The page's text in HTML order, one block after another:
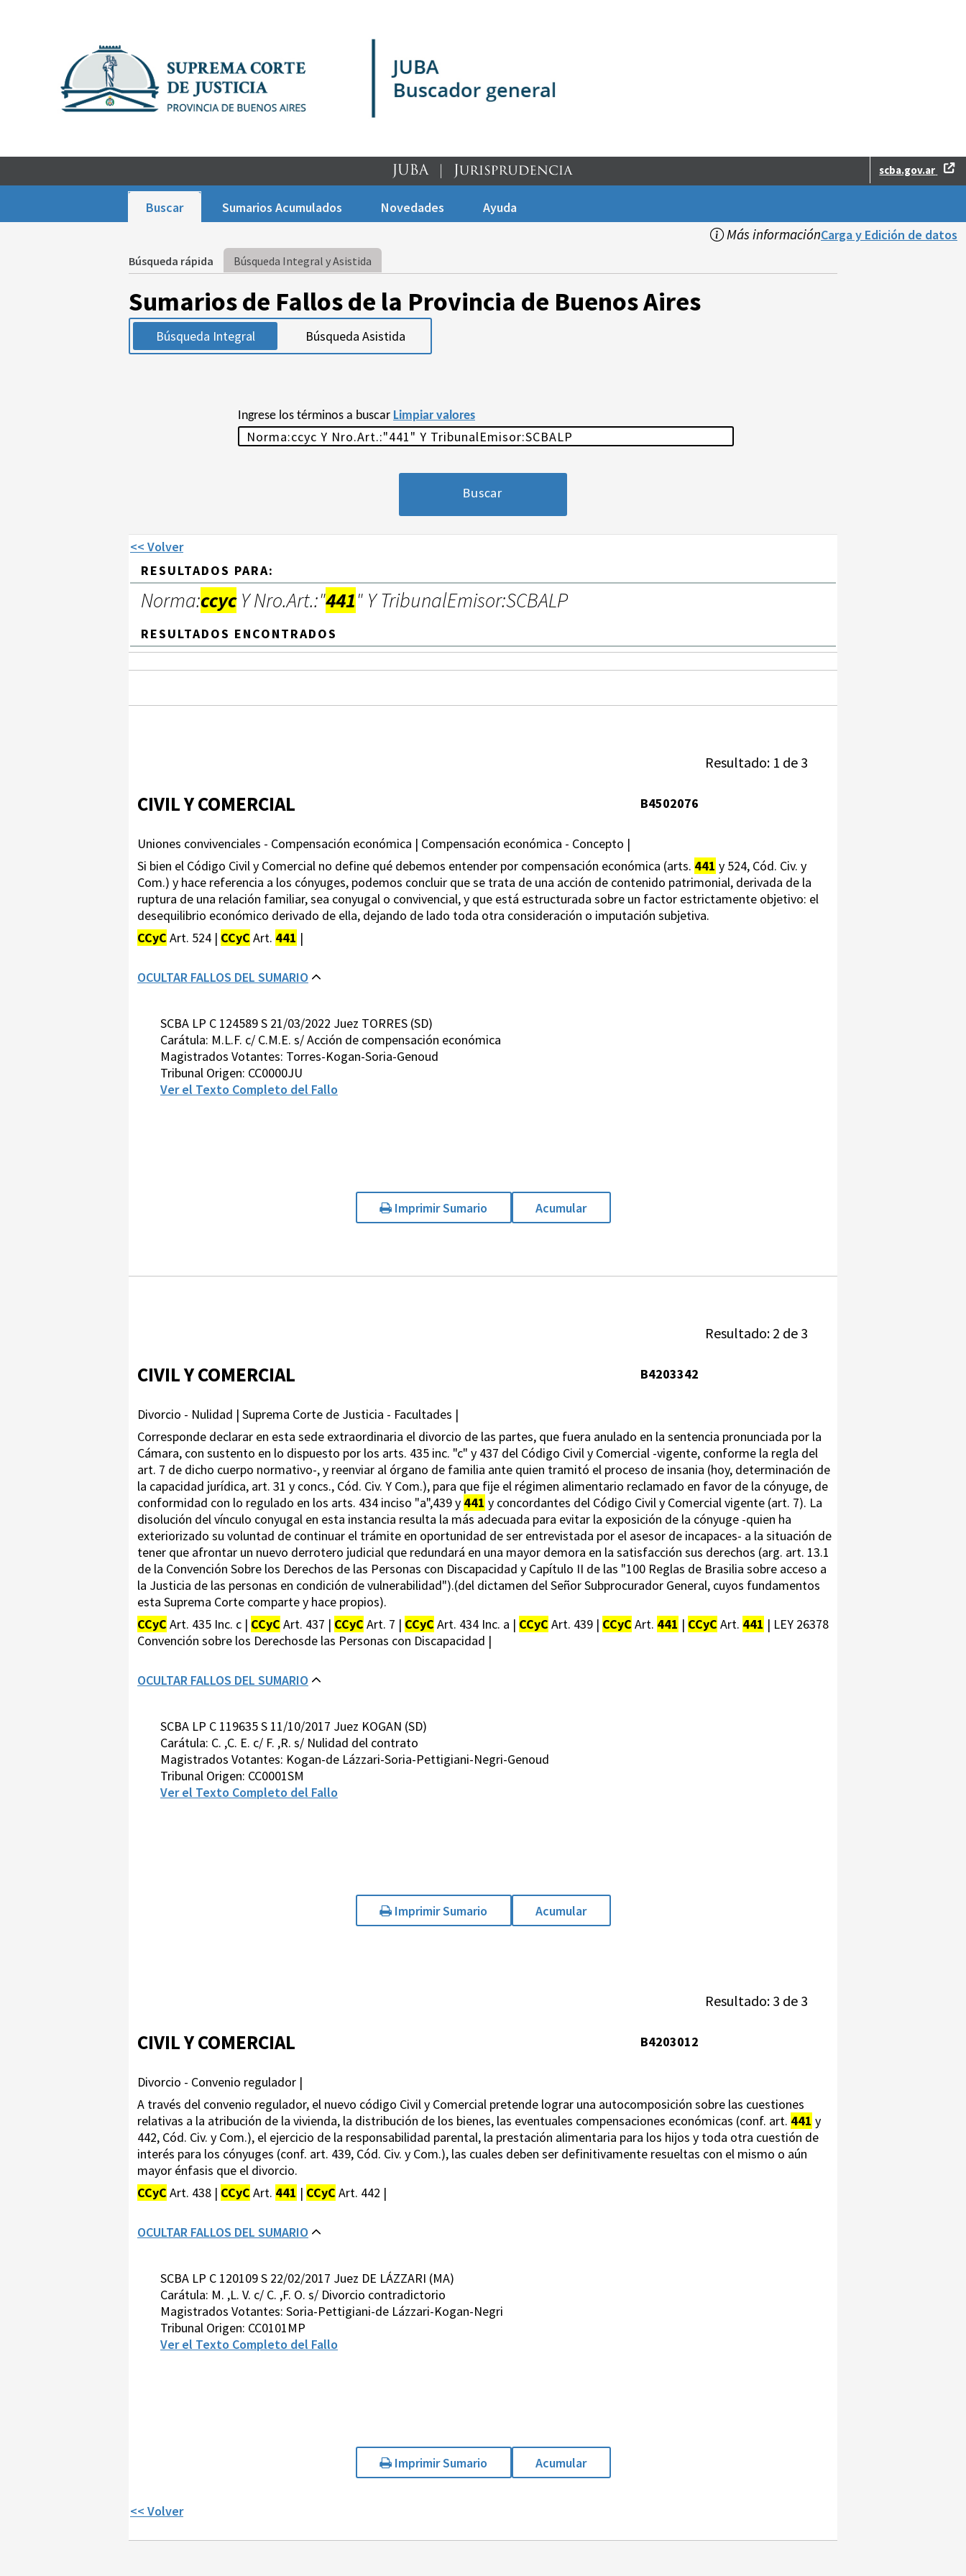
scba.gov.ar
Buscar Sumarios Acumulados Novedades Ayuda
Más informaciónCarga y Edición de datos
Búsqueda rápida Búsqueda Integral y Asistida
Sumarios de Fallos de la Provincia de Buenos Aires
Búsqueda Integral Búsqueda Asistida
Ingrese los términos a buscar Limpiar valores
<< Volver
RESULTADOS PARA:
Norma:ccycY Nro.Art.:"441" Y TribunalEmisor:SCBALP
RESULTADOS ENCONTRADOS
Resultado: 1 de 3
CIVIL Y COMERCIAL B4502076
Uniones convivenciales - Compensación económica | Compensación económica - Concepto |
Si bien el Código Civil y Comercial no define qué debemos entender por compensación económica (arts. 441 y 524, Cód. Civ. y
Com.) y hace referencia a los cónyuges, podemos concluir que se trata de una acción de contenido patrimonial, derivada de la
ruptura de una relación familiar, sea conyugal o convivencial, y que está estructurada sobre un factor estrictamente objetivo: el
desequilibrio económico derivado de ella, dejando de lado toda otra consideración o imputación subjetiva.
CCyC Art. 524 | CCyC Art. 441 |
OCULTAR FALLOS DEL SUMARIO
SCBA LP C 124589 S 21/03/2022 Juez TORRES (SD)
Carátula: M.L.F. c/ C.M.E. s/ Acción de compensación económica
Magistrados Votantes: Torres-Kogan-Soria-Genoud
Tribunal Origen: CC0000JU
Ver el Texto Completo del Fallo
Imprimir Sumario Acumular
Resultado: 2 de 3
CIVIL Y COMERCIAL B4203342
Divorcio - Nulidad | Suprema Corte de Justicia - Facultades |
Corresponde declarar en esta sede extraordinaria el divorcio de las partes, que fuera anulado en la sentencia pronunciada por la
Cámara, con sustento en lo dispuesto por los arts. 435 inc. "c" y 437 del Código Civil y Comercial -vigente, conforme la regla del
art. 7 de dicho cuerpo normativo-, y reenviar al órgano de familia ante quien tramitó el proceso de insania (hoy, determinación de
la capacidad jurídica, art. 31 y concs., Cód. Civ. Y Com.), para que fije el régimen alimentario reclamado en favor de la cónyuge, de
conformidad con lo regulado en los arts. 434 inciso "a",439 y 441 y concordantes del Código Civil y Comercial vigente (art. 7). La
disolución del vínculo conyugal en esta instancia resulta la más adecuada para evitar la exposición de la cónyuge -quien ha
exteriorizado su voluntad de continuar el trámite en oportunidad de ser entrevistada por el asesor de incapaces- a la situación de
tener que afrontar un nuevo derrotero judicial que redundará en una mayor demora en la satisfacción sus derechos (arg. art. 13.1
de la Convención Sobre los Derechos de las Personas con Discapacidad y Capítulo II de las "100 Reglas de Brasilia sobre acceso a
la Justicia de las personas en condición de vulnerabilidad").(del dictamen del Señor Subprocurador General, cuyos fundamentos
esta Suprema Corte comparte y hace propios).
CCyC Art. 435 Inc. c | CCyC Art. 437 | CCyC Art. 7 | CCyC Art. 434 Inc. a | CCyC Art. 439 | CCyC Art. 441 | CCyC Art. 441 | LEY 26378
Convención sobre los Derechosde las Personas con Discapacidad |
OCULTAR FALLOS DEL SUMARIO
SCBA LP C 119635 S 11/10/2017 Juez KOGAN (SD)
Carátula: C. ,C. E. c/ F. ,R. s/ Nulidad del contrato
Magistrados Votantes: Kogan-de Lázzari-Soria-Pettigiani-Negri-Genoud
Tribunal Origen: CC0001SM
Ver el Texto Completo del Fallo
Imprimir Sumario Acumular
Resultado: 3 de 3
CIVIL Y COMERCIAL B4203012
Divorcio - Convenio regulador |
A través del convenio regulador, el nuevo código Civil y Comercial pretende lograr una autocomposición sobre las cuestiones
relativas a la atribución de la vivienda, la distribución de los bienes, las eventuales compensaciones económicas (conf. art. 441 y
442, Cód. Civ. y Com.), el ejercicio de la responsabilidad parental, la prestación alimentaria para los hijos y toda otra cuestión de
interés para los cónyuges (conf. art. 439, Cód. Civ. y Com.), las cuales deben ser definitivamente resueltas con el mismo o aún
mayor énfasis que el divorcio.
CCyC Art. 438 | CCyC Art. 441 | CCyC Art. 442 |
OCULTAR FALLOS DEL SUMARIO
SCBA LP C 120109 S 22/02/2017 Juez DE LÁZZARI (MA)
Carátula: M. ,L. V. c/ C. ,F. O. s/ Divorcio contradictorio
Magistrados Votantes: Soria-Pettigiani-de Lázzari-Kogan-Negri
Tribunal Origen: CC0101MP
Ver el Texto Completo del Fallo
Imprimir Sumario Acumular
<< Volver